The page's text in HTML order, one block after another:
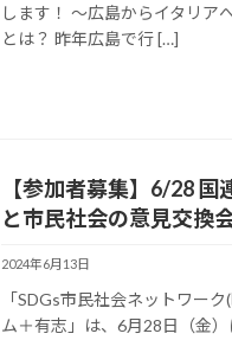
します！ ～広島からイタリア
とは？ 昨年広島で行 […]
【参加者募集】6/28
と市民社会の意見交換
2024年6月13日
「SDGs市民社会ネットワー
ム＋有志」は、6月28日（金